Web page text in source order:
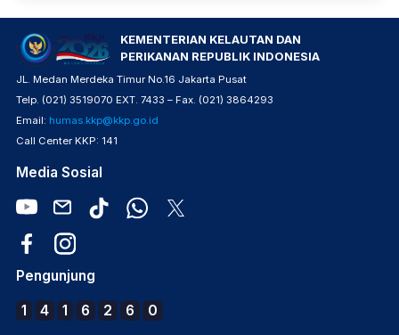
KEMENTERIAN KELAUTAN DAN
PERIKANAN REPUBLIK INDONESIA
JL. Medan Merdeka Timur No.16 Jakarta Pusat
Telp. (021) 3519070 EXT. 7433 – Fax. (021) 3864293
Email: humas.kkp@kkp.go.id
Call Center KKP: 141
Media Sosial
Pengunjung
1 4 1 6 2 6 0